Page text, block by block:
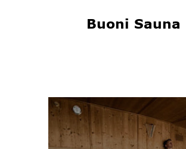
Buoni Sauna